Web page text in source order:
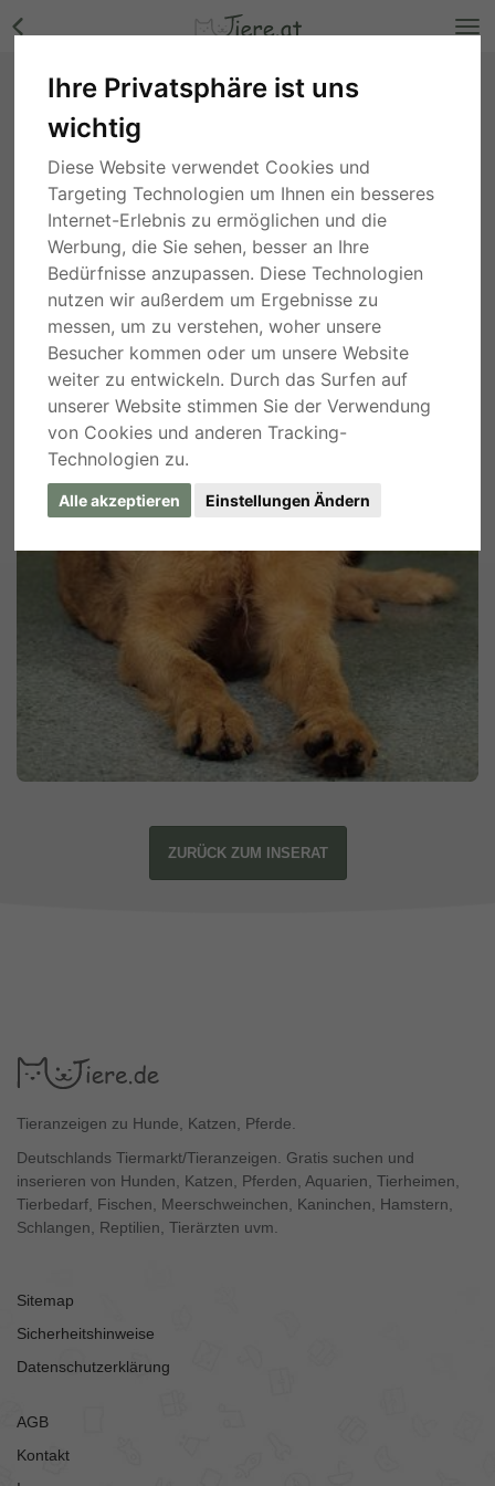
Ihre Privatsphäre ist uns
wichtig
Diese Website verwendet Cookies und
Targeting Technologien um Ihnen ein besseres
Internet-Erlebnis zu ermöglichen und die
Werbung, die Sie sehen, besser an Ihre
Bedürfnisse anzupassen. Diese Technologien
nutzen wir außerdem um Ergebnisse zu
messen, um zu verstehen, woher unsere
Besucher kommen oder um unsere Website
weiter zu entwickeln. Durch das Surfen auf
unserer Website stimmen Sie der Verwendung
von Cookies und anderen Tracking-
Technologien zu.
Alle akzeptieren Einstellungen Ändern
MEDVE - unberechenbar und aggressiv,
Mischling - Rüde Bilder
, vor 8 Tagen
ZURÜCK ZUM INSERAT
Tieranzeigen zu Hunde, Katzen, Pferde.
Deutschlands Tiermarkt/Tieranzeigen. Gratis suchen und
inserieren von Hunden, Katzen, Pferden, Aquarien, Tierheimen,
Tierbedarf, Fischen, Meerschweinchen, Kaninchen, Hamstern,
Schlangen, Reptilien, Tierärzten uvm.
Sitemap
Sicherheitshinweise
Datenschutzerklärung
AGB
Kontakt